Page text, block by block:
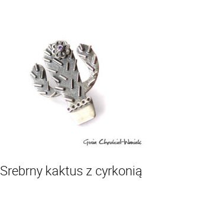
Srebrny kaktus z cyrkonią